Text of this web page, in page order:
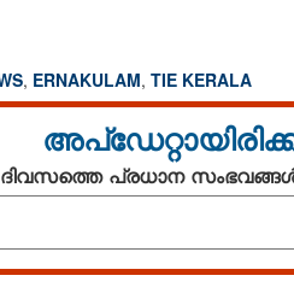
, ERNAKULAM, TIE KERALA
പ്രധാന